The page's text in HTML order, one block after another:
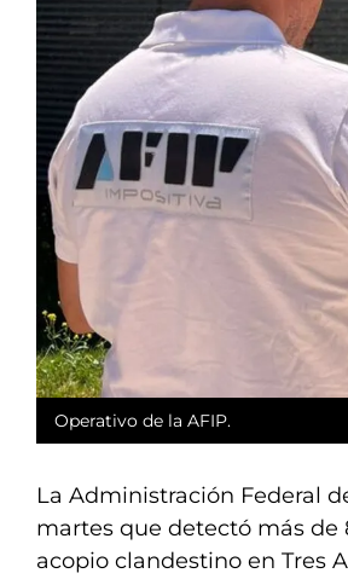
Operativo de la AFIP.
La Administración Federal
martes que detectó más de
acopio clandestino en Tres